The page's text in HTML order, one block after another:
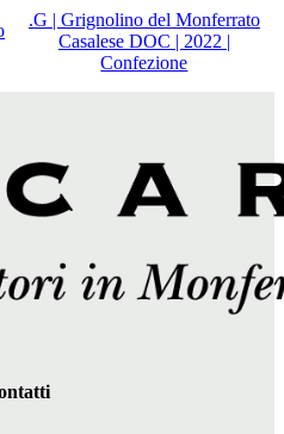
.G | Grignolino del Monferrato
Casalese DOC | 2022 |
Confezione